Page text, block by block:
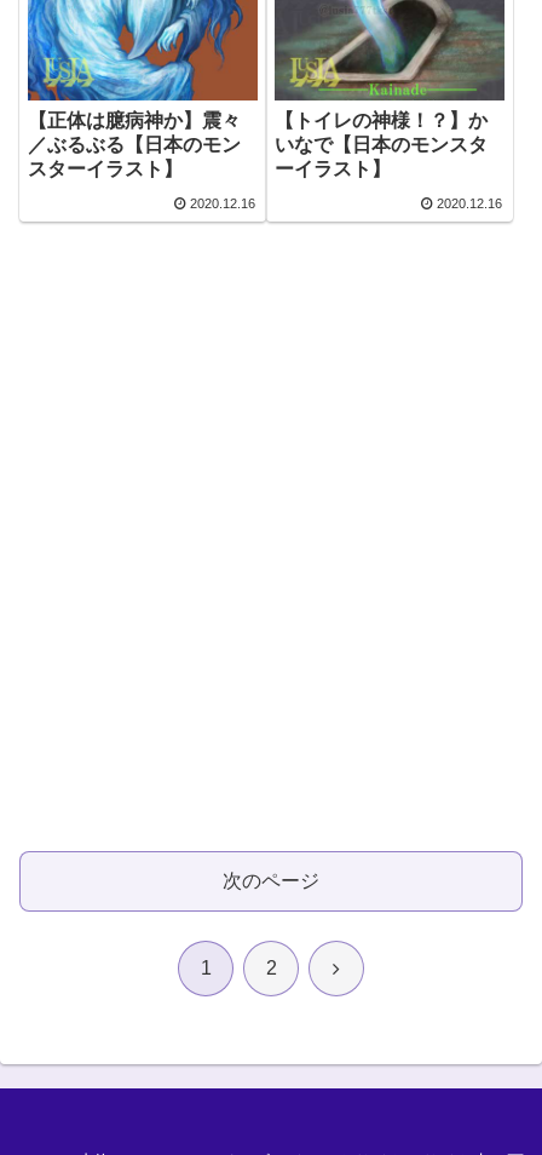
【正体は臆病神か】震々
／ぶるぶる【日本のモン
スターイラスト】
2020.12.16
【トイレの神様！？】か
いなで【日本のモンスタ
ーイラスト】
2020.12.16
次のページ
1 2 次